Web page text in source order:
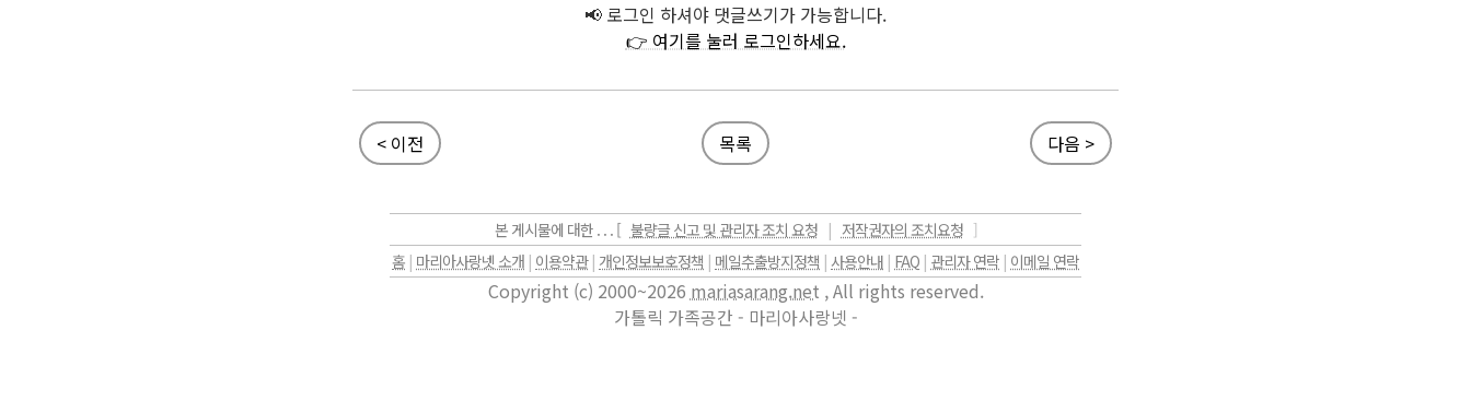
📢 로그인 하셔야 댓글쓰기가 가능합니다.
👉 여기를 눌러 로그인하세요.
< 이전 목록 다음 >
본 게시물에 대한 . . . [ 불량글 신고 및 관리자 조치 요청 | 저작권자의 조치요청 ]
홈 | 마리아사랑넷 소개 | 이용약관 | 개인정보보호정책 | 메일추출방지정책 | 사용안내 | FAQ | 관리자 연락 | 이메일 연락
Copyright (c) 2000~2026 mariasarang.net , All rights reserved.
가톨릭 가족공간 - 마리아사랑넷 -